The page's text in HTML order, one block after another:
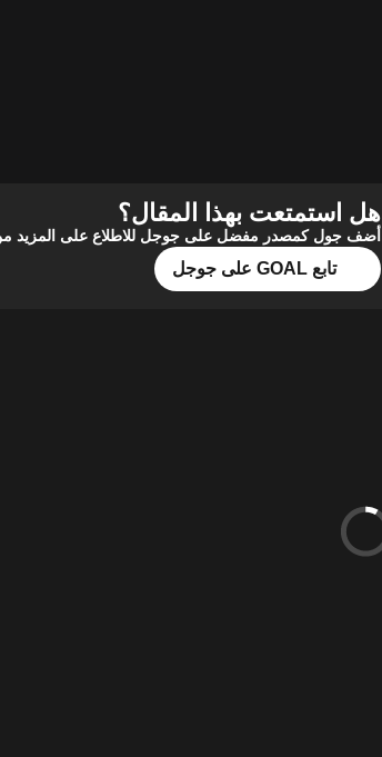
هل استمتعت بهذا المقال؟
أضف جول كمصدر مفضل على جوجل للاطلاع على المزيد من
تابع GOAL على جوجل